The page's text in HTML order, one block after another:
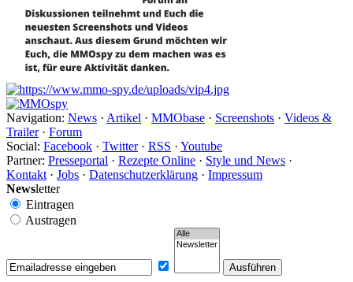
Navigation: News · Artikel · MMObase · Screenshots · Videos &
Trailer· Forum
Social: Facebook · Twitter· RSS · Youtube
Partner: Presseportal · Rezepte Online · Style und News ·
Kontakt · Jobs · Datenschutzerklärung · Impressum
Newsletter
Eintragen
Austragen